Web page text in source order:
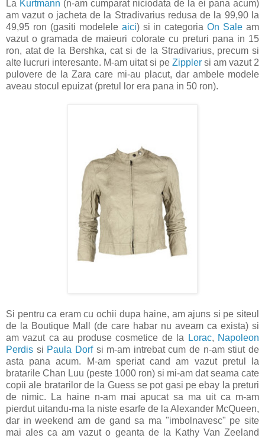
La Kurtmann (n-am cumparat niciodata de la ei pana acum)
am vazut o jacheta de la Stradivarius redusa de la 99,90 la
49,95 ron (gasiti modelele aici) si in categoriaOn Sale am
vazut o gramada de maieuri colorate cu preturi pana in 15
ron, atat de la Bershka, cat si de la Stradivarius, precum si
alte lucruri interesante. M-am uitat si pe Zippler si am vazut 2
pulovere de la Zara care mi-au placut, dar ambele modele
aveau stocul epuizat (pretul lor era pana in 50 ron).
Si pentru ca eram cu ochii dupa haine, am ajuns si pe siteul
de la Boutique Mall (de care habar nu aveam ca exista) si
am vazut ca au produse cosmetice de la
Lorac, Napoleon
Perdis si Paula Dorfsi m-am intrebat cum de n-am stiut de
asta pana acum. M-am speriat cand am vazut pretul la
bratarile Chan Luu (peste 1000 ron) si mi-am dat seama cate
copii ale bratarilor de la Guess se pot gasi pe ebay la preturi
de nimic. La haine n-am mai apucat sa ma uit ca m-am
pierdut uitandu-ma la niste esarfe de la Alexander McQueen,
dar in weekend am de gand sa ma "imbolnavesc" pe site
mai ales ca am vazut o geanta de la Kathy Van Zeeland